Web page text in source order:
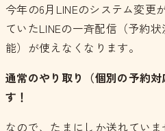
今年の6月LINEのシステム変更
ていたLINEの一斉配信（予約
能）が使えなくなります。
通常のやり取り（個別の予約
す！
なので、たまにしか送れてい